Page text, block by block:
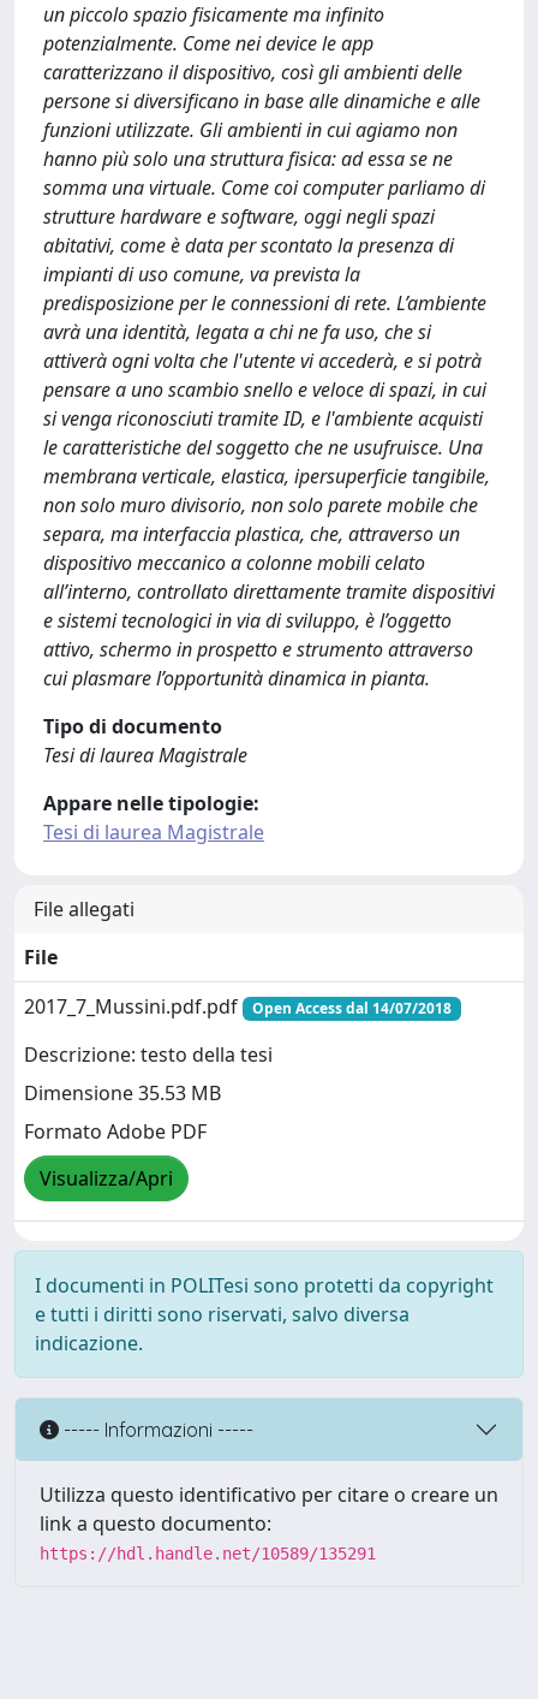
un piccolo spazio fisicamente ma infinito
potenzialmente. Come nei device le app
caratterizzano il dispositivo, così gli ambienti delle
persone si diversificano in base alle dinamiche e alle
funzioni utilizzate. Gli ambienti in cui agiamo non
hanno più solo una struttura fisica: ad essa se ne
somma una virtuale. Come coi computer parliamo di
strutture hardware e software, oggi negli spazi
abitativi, come è data per scontato la presenza di
impianti di uso comune, va prevista la
predisposizione per le connessioni di rete. L’ambiente
avrà una identità, legata a chi ne fa uso, che si
attiverà ogni volta che l'utente vi accederà, e si potrà
pensare a uno scambio snello e veloce di spazi, in cui
si venga riconosciuti tramite ID, e l'ambiente acquisti
le caratteristiche del soggetto che ne usufruisce. Una
membrana verticale, elastica, ipersuperficie tangibile,
non solo muro divisorio, non solo parete mobile che
separa, ma interfaccia plastica, che, attraverso un
dispositivo meccanico a colonne mobili celato
all’interno, controllato direttamente tramite dispositivi
e sistemi tecnologici in via di sviluppo, è l’oggetto
attivo, schermo in prospetto e strumento attraverso
cui plasmare l’opportunità dinamica in pianta.
Tipo di documento
Tesi di laurea Magistrale
Appare nelle tipologie:
Tesi di laurea Magistrale
File allegati
File
2017_7_Mussini.pdf.pdf
Open Access dal 14/07/2018
Descrizione: testo della tesi
Dimensione 35.53 MB
Formato Adobe PDF
Visualizza/Apri
I documenti in POLITesi sono protetti da copyright
e tutti i diritti sono riservati, salvo diversa
indicazione.
----- Informazioni -----
Utilizza questo identificativo per citare o creare un
link a questo documento:
https://hdl.handle.net/10589/135291